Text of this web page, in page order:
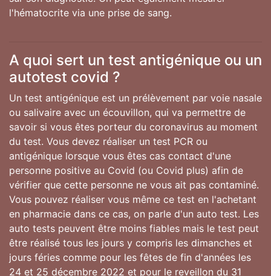
l'hématocrite via une prise de sang.
A quoi sert un test antigénique ou un
autotest covid ?
Un test antigénique est un prélèvement par voie nasale
ou salivaire avec un écouvillon, qui va permettre de
savoir si vous êtes porteur du coronavirus au moment
du test. Vous devez réaliser un test PCR ou
antigénique lorsque vous êtes cas contact d'une
personne positive au Covid (ou Covid plus) afin de
vérifier que cette personne ne vous ait pas contaminé.
Vous pouvez réaliser vous même ce test en l'achetant
en pharmacie dans ce cas, on parle d'un auto test. Les
auto tests peuvent être moins fiables mais le test peut
être réalisé tous les jours y compris les dimanches et
jours féries comme pour les fêtes de fin d'années les
24 et 25 décembre 2022 et pour le reveillon du 31